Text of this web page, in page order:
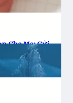
Cha Mẹ: Gửi
Yên